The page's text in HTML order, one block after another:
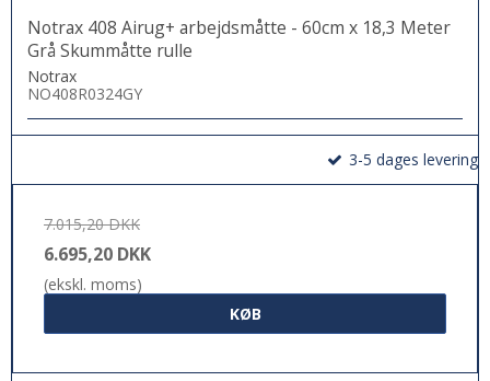
Notrax 408 Airug+ arbejdsmåtte - 60cm x 18,3 Meter
Grå Skummåtte rulle
Notrax
NO408R0324GY
3-5 dages levering
7.015,20 DKK
6.695,20 DKK
(ekskl. moms)
KØB